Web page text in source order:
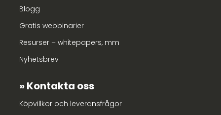
Blogg
Gratis webbinarier
Resurser – whitepapers, mm
Nyhetsbrev
Kontakta oss
Köpvillkor och leveransfrågor